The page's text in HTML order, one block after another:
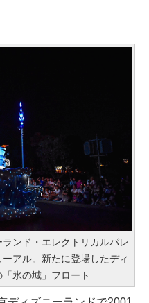
ンド・エレクトリカルパレ
アル。新たに登場したディ
氷の城」フロート